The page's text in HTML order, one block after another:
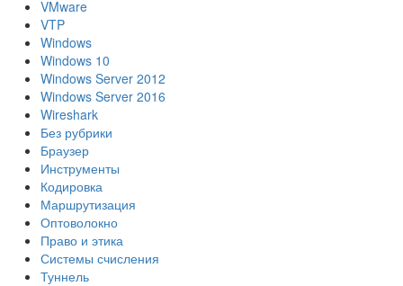
VMware
VTP
Windows
Windows 10
Windows Server 2012
Windows Server 2016
Wireshark
Без рубрики
Браузер
Инструменты
Кодировка
Маршрутизация
Оптоволокно
Право и этика
Системы счисления
Туннель